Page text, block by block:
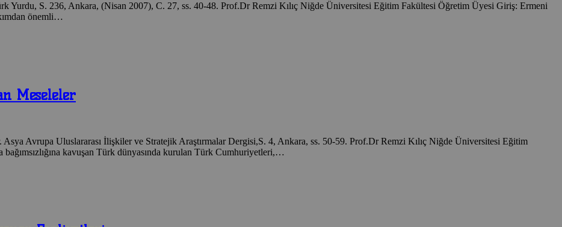
Yurdu, S. 236, Ankara, (Nisan 2007), C. 27, ss. 40-48. Prof.Dr Remzi Kılıç Niğde Üniversitesi Eğitim Fakültesi Öğretim Üyesi Giriş: Ermeni
önemli…
Meseleler
Asya Avrupa Uluslararası İlişkiler ve Stratejik Araştırmalar Dergisi,S. 4, Ankara, ss. 50-59. Prof.Dr Remzi Kılıç Niğde Üniversitesi Eğitim
kavuşan Türk dünyasında kurulan Türk Cumhuriyetleri,…